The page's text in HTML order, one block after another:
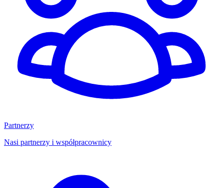
Partnerzy
Nasi partnerzy i współpracownicy